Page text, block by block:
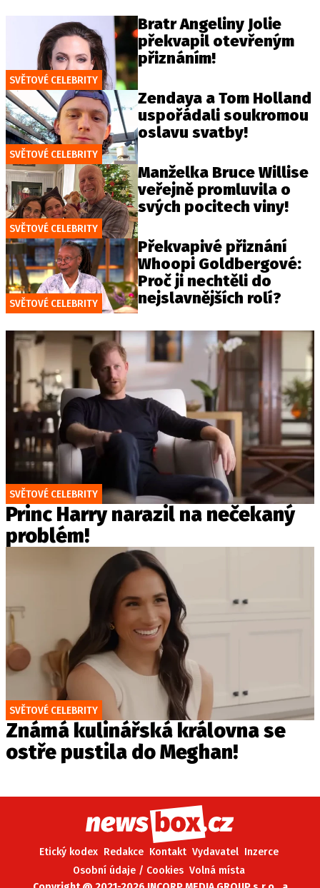
SVĚTOVÉ CELEBRITY
Bratr Angeliny Jolie
překvapil otevřeným
přiznáním!
SVĚTOVÉ CELEBRITY
Zendaya a Tom Holland
uspořádali soukromou
oslavu svatby!
SVĚTOVÉ CELEBRITY
Manželka Bruce Willise
veřejně promluvila o
svých pocitech viny!
SVĚTOVÉ CELEBRITY
Překvapivé přiznání
Whoopi Goldbergové:
Proč ji nechtěli do
nejslavnějších rolí?
SVĚTOVÉ CELEBRITY
Princ Harry narazil na nečekaný
problém!
SVĚTOVÉ CELEBRITY
Známá kulinářská královna se
ostře pustila do Meghan!
Etický kodex Redakce Kontakt Vydavatel Inzerce
Osobní údaje / Cookies Volná místa